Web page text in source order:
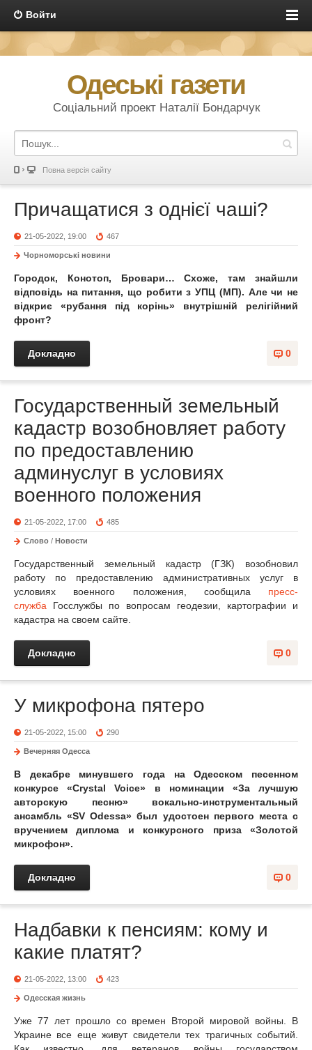
Войти
Одеські газети
Соціальний проект Наталії Бондарчук
Повна версія сайту
Причащатися з однієї чаші?
21-05-2022, 19:00 467
Чорноморські новини
Городок, Конотоп, Бровари… Схоже, там знайшли
відповідь на питання, що робити з УПЦ (МП). Але чи не
відкриє «рубання під корінь» внутрішній релігійний
фронт?
0
Докладно
Государственный земельный
кадастр возобновляет работу
по предоставлению
админуслуг в условиях
военного положения
21-05-2022, 17:00 485
Слово / Новости
Государственный земельный кадастр (ГЗК) возобновил
работу по предоставлению административных услуг в
условиях военного положения, сообщила
пресс-
служба
Госслужбы по вопросам геодезии, картографии и
кадастра на своем сайте.
0
Докладно
У микрофона пятеро
21-05-2022, 15:00 290
Вечерняя Одесса
В декабре минувшего года на Одесском песенном
конкурсе «Crystal Voice» в номинации «За лучшую
авторскую песню» вокально-инструментальный
ансамбль «SV Odessa» был удостоен первого места с
вручением диплома и конкурсного приза «Золотой
микрофон».
0
Докладно
Надбавки к пенсиям: кому и
какие платят?
21-05-2022, 13:00 423
Одесская жизнь
Уже 77 лет прошло со времен Второй мировой войны. В
Украине все еще живут свидетели тех трагичных событий.